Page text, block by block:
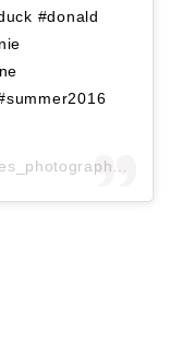
#donald
がシェアした投稿 –